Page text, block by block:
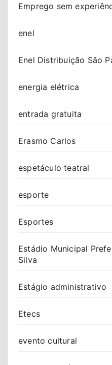
Emprego sem
enel
Enel Distribuição São
energia elétrica
entrada gratuita
Erasmo Carlos
espetáculo teatral
esporte
Esportes
Estádio Municipal
Silva
Estágio administrativo
Etecs
evento cultural